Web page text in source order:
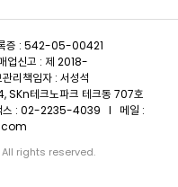
증 : 542-05-00421
업신고 : 제 2018-
리책임자 : 서성석
SKn테크노파크 테크동 707호
스 : 02-2235-4039 I 메일 :
All rights reserved.